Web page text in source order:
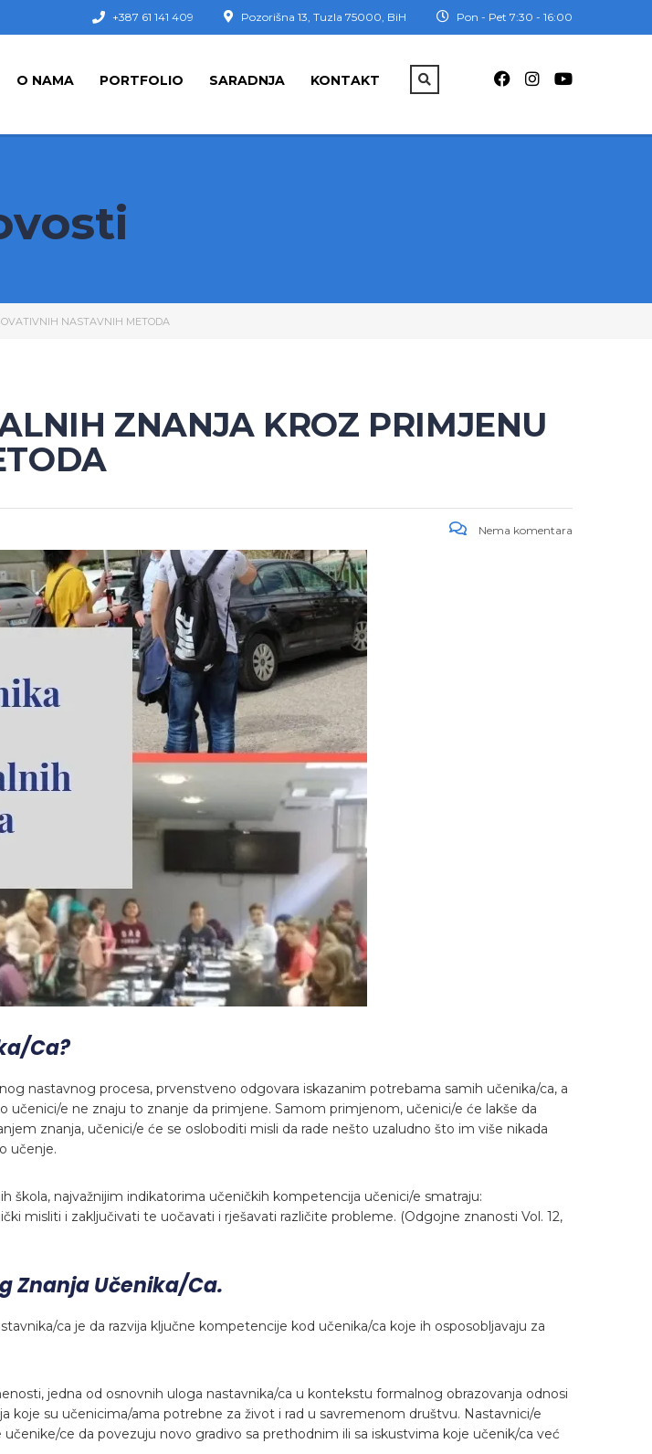
Pon - Pet 7:30 - 16:00
Pozorišna 13, Tuzla 75000, BiH
+387 61 141 409
O NAMA PORTFOLIO SARADNJA KONTAKT
NASTAVNIH METODA
ZNANJA KROZ PRIMJENU
Nema komentara
ca?
nastavnog procesa, prvenstveno odgovara iskazanim potrebama samih učenika/ca, a
e ne znaju to znanje da primjene. Samom primjenom, učenici/e će lakše da
znanja, učenici/e će se osloboditi misli da rade nešto uzaludno što im više nikada
učenje.
škola, najvažnijim indikatorima učeničkih kompetencija učenici/e smatraju:
misliti i zaključivati te uočavati i rješavati različite probleme. (Odgojne znanosti Vol. 12,
Znanja Učenika/ca.
ca je da razvija ključne kompetencije kod učenika/ca koje ih osposobljavaju za
jedna od osnovnih uloga nastavnika/ca u kontekstu formalnog obrazovanja odnosi
koje su učenicima/ama potrebne za život i rad u savremenom društvu. Nastavnici/e
ce da povezuju novo gradivo sa prethodnim ili sa iskustvima koje učenik/ca već